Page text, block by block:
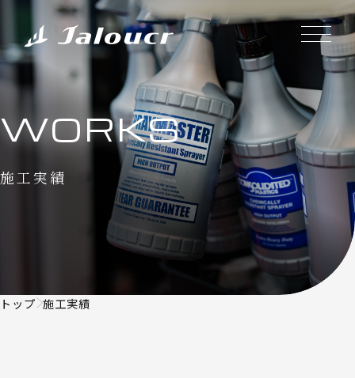
WORKS
施工実績
トップ 施工実績